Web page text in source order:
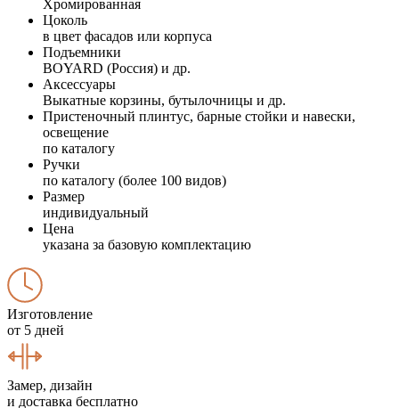
Хромированная
Цоколь
в цвет фасадов или корпуса
Подъемники
BOYARD (Россия) и др.
Аксессуары
Выкатные корзины, бутылочницы и др.
Пристеночный плинтус, барные стойки и навески,
освещение
по каталогу
Ручки
по каталогу (более 100 видов)
Размер
индивидуальный
Цена
указана за базовую комплектацию
Изготовление
от 5 дней
Замер, дизайн
и доставка бесплатно